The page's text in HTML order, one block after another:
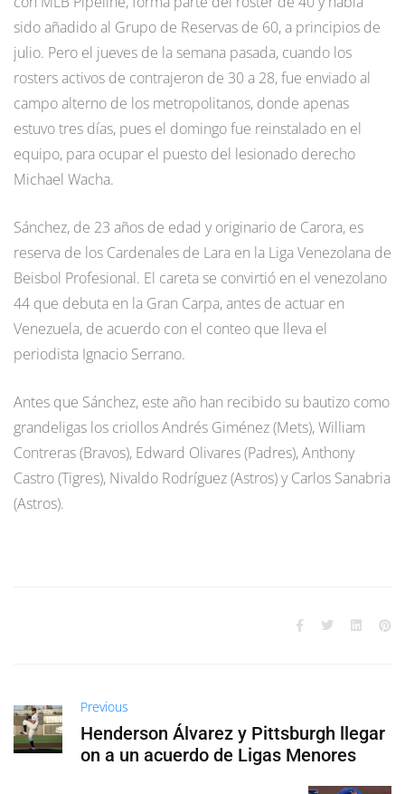
sido añadido al Grupo de Reservas de 60, a principios de
julio. Pero el jueves de la semana pasada, cuando los
rosters activos de contrajeron de 30 a 28, fue enviado al
campo alterno de los metropolitanos, donde apenas
estuvo tres días, pues el domingo fue reinstalado en el
equipo, para ocupar el puesto del lesionado derecho
Michael Wacha.
Sánchez, de 23 años de edad y originario de Carora, es
reserva de los Cardenales de Lara en la Liga Venezolana de
Beisbol Profesional. El careta se convirtió en el venezolano
44 que debuta en la Gran Carpa, antes de actuar en
Venezuela, de acuerdo con el conteo que lleva el
periodista Ignacio Serrano.
Antes que Sánchez, este año han recibido su bautizo como
grandeligas los criollos Andrés Giménez (Mets), William
Contreras (Bravos), Edward Olivares (Padres), Anthony
Castro (Tigres), Nivaldo Rodríguez (Astros) y Carlos Sanabria
(Astros).
Previous
Henderson Álvarez y Pittsburgh llegar
on a un acuerdo de Ligas Menores